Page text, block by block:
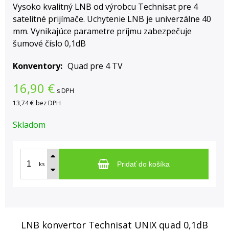
Vysoko kvalitný LNB od výrobcu Technisat pre 4
satelitné prijímače. Uchytenie LNB je univerzálne 40
mm. Vynikajúce parametre príjmu zabezpečuje
šumové číslo 0,1dB
Konventory
Quad pre 4 TV
16,90 € s DPH
13,74 € bez DPH
Skladom
ks Pridať do košíka
LNB konvertor Technisat UNIX quad 0,1dB